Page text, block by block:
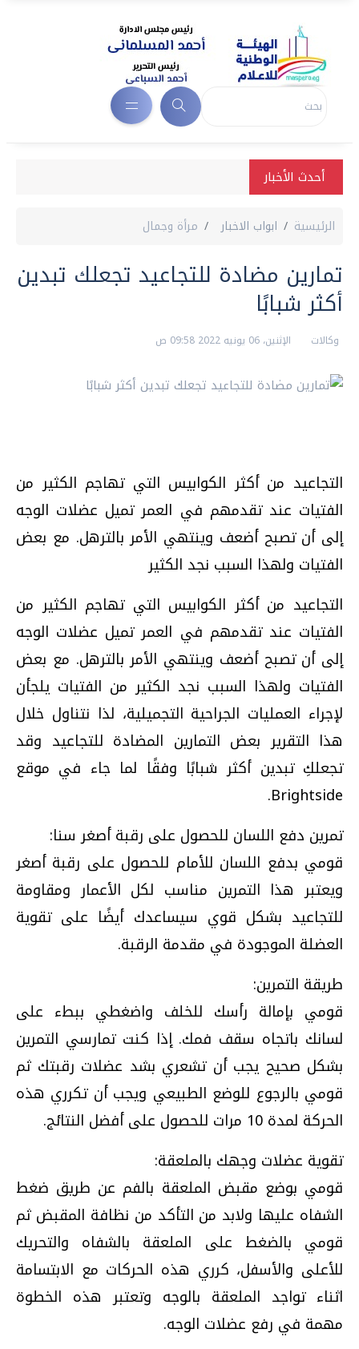
أحدث الأخبار
الرئيسية ابواب الاخبار مرأة وجمال
تمارين مضادة للتجاعيد تجعلك تبدين
أكثر شبابًا
وكالات الإثنين، 06 يونيه 2022 09:58 ص
التجاعيد من أكثر الكوابيس التي تهاجم الكثير من
الفتيات عند تقدمهم في العمر تميل عضلات الوجه
إلى أن تصبح أضعف وينتهي الأمر بالترهل. مع بعض
الفتيات ولهذا السبب نجد الكثير
التجاعيد من أكثر الكوابيس التي تهاجم الكثير من
الفتيات عند تقدمهم في العمر تميل عضلات الوجه
إلى أن تصبح أضعف وينتهي الأمر بالترهل. مع بعض
الفتيات ولهذا السبب نجد الكثير من الفتيات يلجأن
لإجراء العمليات الجراحية التجميلية، لذا نتناول خلال
هذا التقرير بعض التمارين المضادة للتجاعيد وقد
تجعلكِ تبدين أكثر شبابًا وفقًا لما جاء في موقع
Brightside.
تمرين دفع اللسان للحصول على رقبة أصغر سنا:
قومي بدفع اللسان للأمام للحصول على رقبة أصغر
ويعتبر هذا التمرين مناسب لكل الأعمار ومقاومة
للتجاعيد بشكل قوي سيساعدك أيضًا على تقوية
العضلة الموجودة في مقدمة الرقبة.
طريقة التمرين:
قومي بإمالة رأسك للخلف واضغطي ببطء على
لسانك باتجاه سقف فمك. إذا كنت تمارسي التمرين
بشكل صحيح يجب أن تشعري بشد عضلات رقبتك ثم
قومي بالرجوع للوضع الطبيعي ويجب أن تكرري هذه
الحركة لمدة 10 مرات للحصول على أفضل النتائج.
تقوية عضلات وجهك بالملعقة:
قومي بوضع مقبض الملعقة بالفم عن طريق ضغط
الشفاه عليها ولابد من التأكد من نظافة المقبض ثم
قومي بالضغط على الملعقة بالشفاه والتحريك
للأعلى والأسفل، كرري هذه الحركات مع الابتسامة
اثناء تواجد الملعقة بالوجه وتعتبر هذه الخطوة
مهمة في رفع عضلات الوجه.